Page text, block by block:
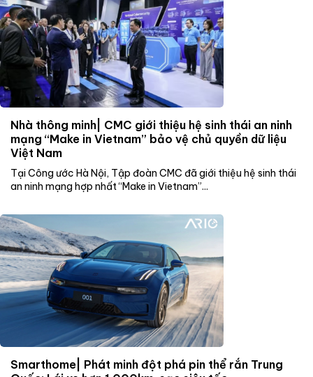
Nhà thông minh| CMC giới thiệu hệ sinh thái an ninh
mạng “Make in Vietnam” bảo vệ chủ quyền dữ liệu
Việt Nam
Tại Công ước Hà Nội, Tập đoàn CMC đã giới thiệu hệ sinh thái
an ninh mạng hợp nhất “Make in Vietnam”...
Smarthome| Phát minh đột phá pin thể rắn Trung